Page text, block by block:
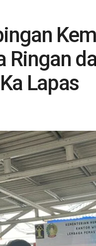
Ringan
Lapas